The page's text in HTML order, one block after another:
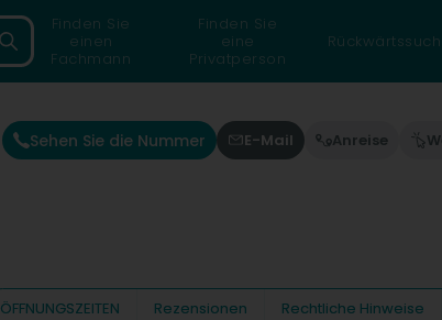
Finden Sie
einen
Fachmann
Finden Sie
eine
Privatperson
Sehen Sie die Nummer E-Mail Anreise
ÖFFNUNGSZEITEN Rezensionen Rechtliche Hinweise